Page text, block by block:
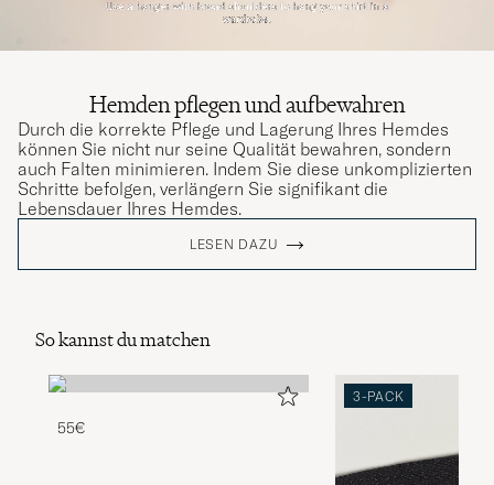
Hemden pflegen und aufbewahren
Durch die korrekte Pflege und Lagerung Ihres Hemdes
können Sie nicht nur seine Qualität bewahren, sondern
auch Falten minimieren. Indem Sie diese unkomplizierten
Schritte befolgen, verlängern Sie signifikant die
Lebensdauer Ihres Hemdes.
LESEN DAZU
So kannst du matchen
55€
3-PACK